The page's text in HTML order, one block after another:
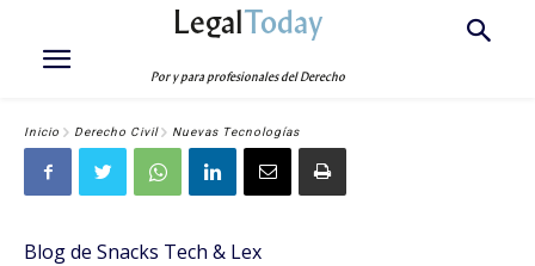
LegalToday
Por y para profesionales del Derecho
Inicio Derecho Civil Nuevas Tecnologías
Blog de Snacks Tech & Lex